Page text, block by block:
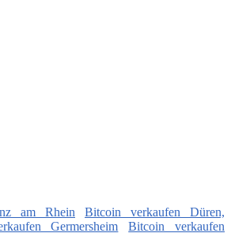
am Rhein
Bitcoin verkaufen Düren,
Germersheim Bitcoin verkaufen